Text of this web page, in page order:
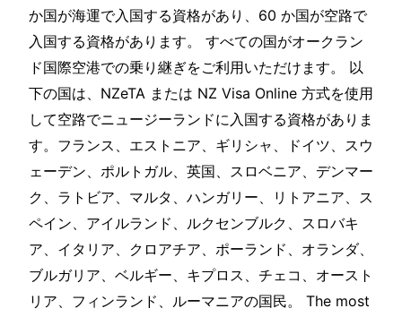
か国が海運で入国する資格があり、60 か国が空路で
入国する資格があります。 すべての国がオークラン
ド国際空港での乗り継ぎをご利用いただけます。 以
下の国は、NZeTA または NZ Visa Online 方式を使用
して空路でニュージーランドに入国する資格がありま
す。フランス、エストニア、ギリシャ、ドイツ、スウ
ェーデン、ポルトガル、英国、スロベニア、デンマー
ク、ラトビア、マルタ、ハンガリー、リトアニア、ス
ペイン、アイルランド、ルクセンブルク、スロバキ
ア、イタリア、クロアチア、ポーランド、オランダ、
ブルガリア、ベルギー、キプロス、チェコ、オースト
リア、フィンランド、ルーマニアの国民。 The most